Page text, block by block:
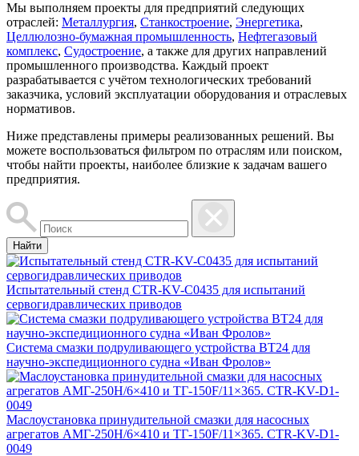
Мы выполняем проекты для предприятий следующих
отраслей: Металлургия, Станкостроение, Энергетика,
Целлюлозно-бумажная промышленность, Нефтегазовый
комплекс, Судостроение, а также для других направлений
промышленного производства. Каждый проект
разрабатывается с учётом технологических требований
заказчика, условий эксплуатации оборудования и отраслевых
нормативов.
Ниже представлены примеры реализованных решений. Вы
можете воспользоваться фильтром по отраслям или поиском,
чтобы найти проекты, наиболее близкие к задачам вашего
предприятия.
Найти
Испытательный стенд CTR-KV-C0435 для испытаний
сервогидравлических приводов
Система смазки подруливающего устройства ВТ24 для
научно-экспедиционного судна «Иван Фролов»
Маслоустановка принудительной смазки для насосных
агрегатов АМГ-250Н/6×410 и ТГ-150F/11×365. CTR-KV-D1-
0049